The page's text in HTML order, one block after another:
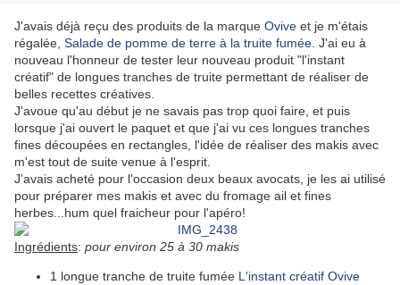
J'avais déjà reçu des produits de la marque Ovive et je m'étais
régalée, Salade de pomme de terre à la truite fumée . J'ai eu à
nouveau l'honneur de tester leur nouveau produit "l'instant
créatif" de longues tranches de truite permettant de réaliser de
belles recettes créatives.
J'avoue qu'au début je ne savais pas trop quoi faire, et puis
lorsque j'ai ouvert le paquet et que j'ai vu ces longues tranches
fines découpées en rectangles, l'idée de réaliser des makis avec
m'est tout de suite venue à l'esprit.
J'avais acheté pour l'occasion deux beaux avocats, je les ai utilisé
pour préparer mes makis et avec du fromage ail et fines
herbes...hum quel fraicheur pour l'apéro!
Ingrédients: pour environ 25 à 30 makis
1 longue tranche de truite fumée L'instant créatif Ovive